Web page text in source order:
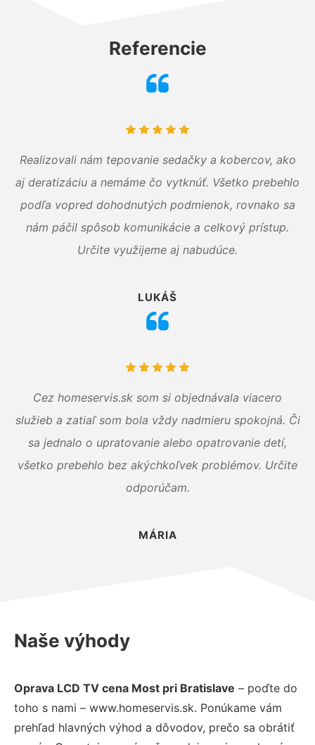
Referencie
Realizovali nám tepovanie sedačky a kobercov, ako
aj deratizáciu a nemáme čo vytknúť. Všetko prebehlo
podľa vopred dohodnutých podmienok, rovnako sa
nám páčil spôsob komunikácie a celkový prístup.
Určite využijeme aj nabudúce.
LUKÁŠ
Cez homeservis.sk som si objednávala viacero
služieb a zatiaľ som bola vždy nadmieru spokojná. Či
sa jednalo o upratovanie alebo opatrovanie detí,
všetko prebehlo bez akýchkoľvek problémov. Určite
odporúčam.
MÁRIA
Naše výhody
Oprava LCD TV cena Most pri Bratislave – poďte do
toho s nami – www.homeservis.sk. Ponúkame vám
prehľad hlavných výhod a dôvodov, prečo sa obrátiť